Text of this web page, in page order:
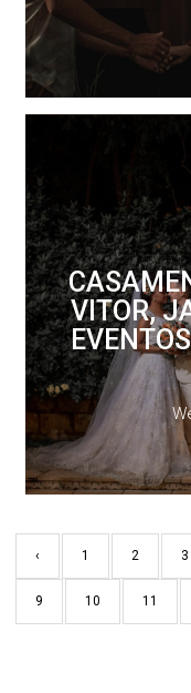
VITOR,
‹ 1 2 3
9 10 11